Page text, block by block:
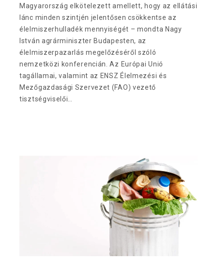
Magyarország elkötelezett amellett, hogy az ellátási
lánc minden szintjén jelentősen csökkentse az
élelmiszerhulladék mennyiségét – mondta Nagy
István agrárminiszter Budapesten, az
élelmiszerpazarlás megelőzéséről szóló
nemzetközi konferencián. Az Európai Unió
tagállamai, valamint az ENSZ Élelmezési és
Mezőgazdasági Szervezet (FAO) vezető
tisztségviselői…